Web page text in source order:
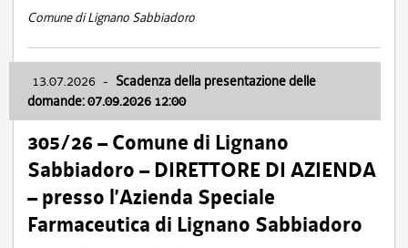
Comune di Lignano Sabbiadoro
13.07.2026 - Scadenza della presentazione delle
domande: 07.09.2026 12:00
305/26 – Comune di Lignano
Sabbiadoro – DIRETTORE DI AZIENDA
– presso l’Azienda Speciale
Farmaceutica di Lignano Sabbiadoro